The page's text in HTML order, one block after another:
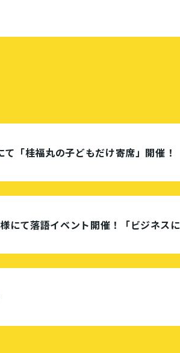
「桂福丸の子どもだけ寄席」開催！
にて落語イベント開催！「ビジネス